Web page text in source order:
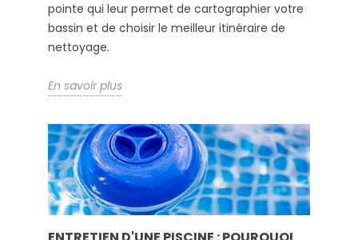
pointe qui leur permet de cartographier votre
bassin et de choisir le meilleur itinéraire de
nettoyage.
En savoir plus